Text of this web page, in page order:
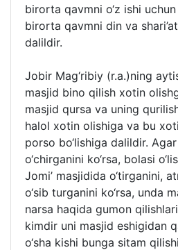
birorta qavmni o‘z ishi
birorta qavmni din va
dalildir.
Jobir Mag‘ribiy (r.a.)ning
masjid bino qilish xotin
masjid qursa va uning
halol xotin olishiga va bu
porso bo‘lishiga dalildir.
o‘chirganini ko‘rsa, bolasi
Jomi’ masjidida o‘tirganini,
o‘sib turganini ko‘rsa, unda
narsa haqida gumon
kimdir uni masjid eshigidan
o‘sha kishi bunga sitam